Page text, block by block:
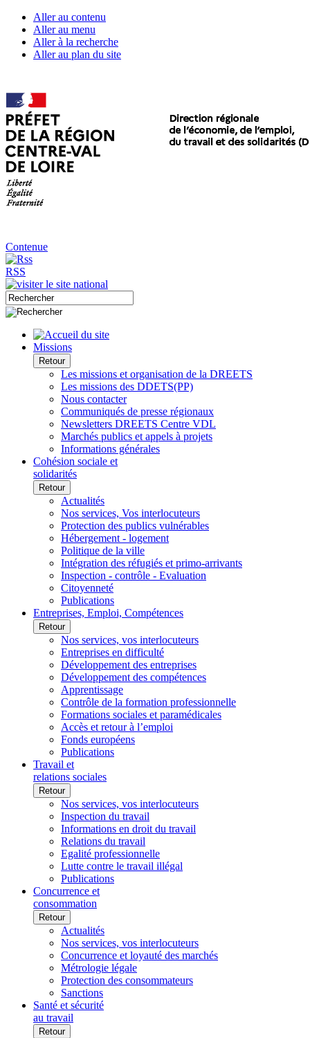
Aller au contenu
Aller au menu
Aller à la recherche
Aller au plan du site
Contenue
RSS
Missions
Retour
Les missions et organisation de la DREETS
Les missions des DDETS(PP)
Nous contacter
Communiqués de presse régionaux
Newsletters DREETS Centre VDL
Marchés publics et appels à projets
Informations générales
Cohésion sociale et
solidarités
Retour
Actualités
Nos services, Vos interlocuteurs
Protection des publics vulnérables
Hébergement - logement
Politique de la ville
Intégration des réfugiés et primo-arrivants
Inspection - contrôle - Evaluation
Citoyenneté
Publications
Entreprises, Emploi, Compétences
Retour
Nos services, vos interlocuteurs
Entreprises en difficulté
Développement des entreprises
Développement des compétences
Apprentissage
Contrôle de la formation professionnelle
Formations sociales et paramédicales
Accès et retour à l’emploi
Fonds européens
Publications
Travail et
relations sociales
Retour
Nos services, vos interlocuteurs
Inspection du travail
Informations en droit du travail
Relations du travail
Egalité professionnelle
Lutte contre le travail illégal
Publications
Concurrence et
consommation
Retour
Actualités
Nos services, vos interlocuteurs
Concurrence et loyauté des marchés
Métrologie légale
Protection des consommateurs
Sanctions
Santé et sécurité
au travail
Retour